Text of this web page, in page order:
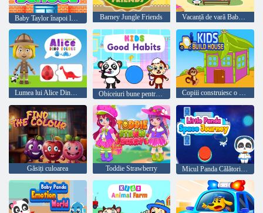
Baby Taylor înapoi la școală Barney Jungle Friends Vacanță de vară Baby Panda
Lumea lui Alice Dino Colors Obiceiuri bune pentru copii Copiii construiesc o casă
Găsiți culoarea Toddie Strawberry Micul Panda Călătorie în spațiu